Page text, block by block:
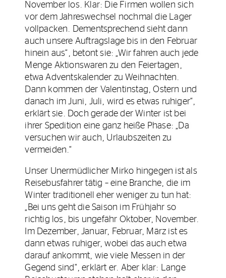
November los. Klar: Die Firmen wollen sich
vor dem Jahreswechsel nochmal die Lager
vollpacken. Dementsprechend sieht dann
auch unsere Auftragslage bis in den Februar
hinein aus“, betont sie: „Wir fahren auch jede
Menge Aktionswaren zu den Feiertagen,
etwa Adventskalender zu Weihnachten.
Dann kommen der Valentinstag, Ostern und
danach im Juni, Juli, wird es etwas ruhiger“,
erklärt sie. Doch gerade der Winter ist bei
ihrer Spedition eine ganz heiße Phase: „Da
versuchen wir auch, Urlaubszeiten zu
vermeiden.“
Unser Unermüdlicher Mirko hingegen ist als
Reisebusfahrer tätig – eine Branche, die im
Winter traditionell eher weniger zu tun hat:
„Bei uns geht die Saison im Frühjahr so
richtig los, bis ungefähr Oktober, November.
Im Dezember, Januar, Februar, März ist es
dann etwas ruhiger, wobei das auch etwa
darauf ankommt, wie viele Messen in der
Gegend sind“, erklärt er. Aber klar: Lange